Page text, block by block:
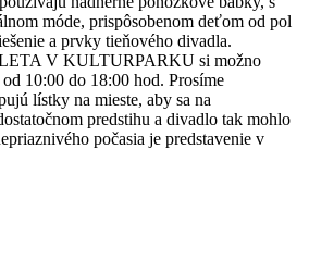
móde, prispôsobenom deťom od pol
a prvky tieňového divadla.
V KULTURPARKU si možno
10:00 do 18:00 hod. Prosíme
lístky na mieste, aby sa na
predstihu a divadlo tak mohlo
počasia je predstavenie v